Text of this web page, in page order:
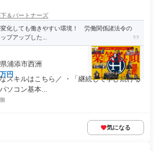
＆パートナーズ
化しても働きやすい環境！ 労働関係諸法令の
プアップした...
浦添市西洲
円
スキルはこちら／ ・「継続して学び続ける
ソコン基本...
気になる